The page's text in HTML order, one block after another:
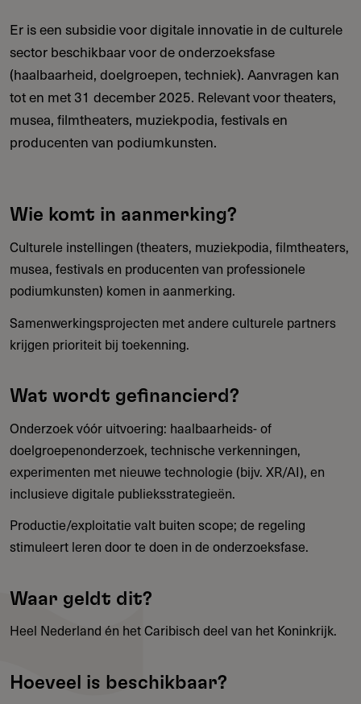
Er is een subsidie voor digitale innovatie in de culturele
sector beschikbaar voor de onderzoeksfase
(haalbaarheid, doelgroepen, techniek). Aanvragen kan
tot en met 31 december 2025. Relevant voor theaters,
musea, filmtheaters, muziekpodia, festivals en
producenten van podiumkunsten.
Wie komt in aanmerking?
Culturele instellingen (theaters, muziekpodia, filmtheaters,
musea, festivals en producenten van professionele
podiumkunsten) komen in aanmerking.
Samenwerkingsprojecten met andere culturele partners
krijgen prioriteit bij toekenning.
Wat wordt gefinancierd?
Onderzoek vóór uitvoering: haalbaarheids- of
doelgroepenonderzoek, technische verkenningen,
experimenten met nieuwe technologie (bijv. XR/AI), en
inclusieve digitale publieksstrategieën.
Productie/exploitatie valt buiten scope; de regeling
stimuleert leren door te doen in de onderzoeksfase.
Waar geldt dit?
Heel Nederland én het Caribisch deel van het Koninkrijk.
Hoeveel is beschikbaar?